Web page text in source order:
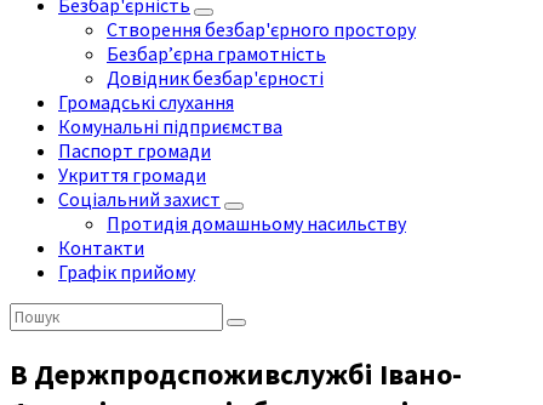
Безбар'єрність
Створення безбар'єрного простору
Безбар’єрна грамотність
Довідник безбар'єрності
Громадські слухання
Комунальні підприємства
Паспорт громади
Укриття громади
Соціальний захист
Протидія домашньому насильству
Контакти
Графік прийому
Пошук:
В Держпродспоживслужбі Івано-